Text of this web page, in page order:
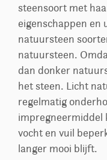
steensoort met
eigenschappen
natuursteen
natuursteen.
dan donker
het steen. Licht
regelmatig
impregneermiddel
vocht en vuil
langer mooi blijft.